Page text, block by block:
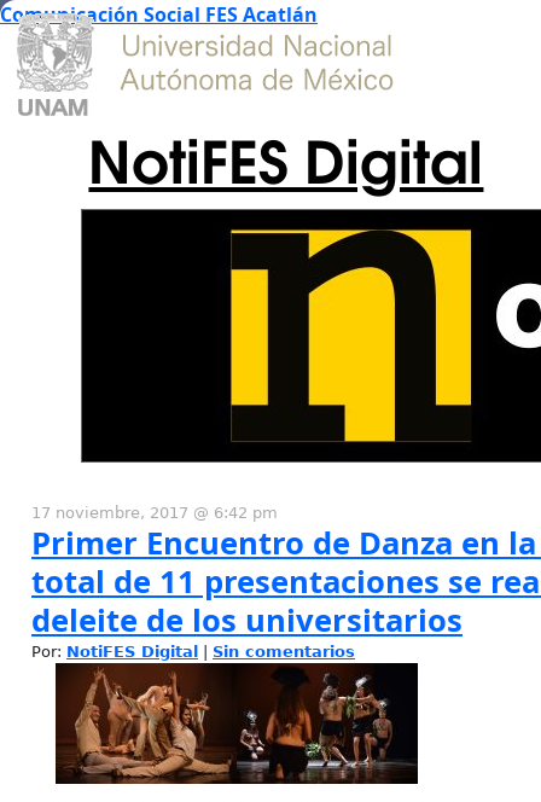
Comunicación Social FES Acatlán
NotiFES Digital
17 noviembre, 2017 @ 6:42 pm
Primer Encuentro de Danza en la
total de 11 presentaciones se
deleite de los universitarios
Por: NotiFES Digital Sin comentarios